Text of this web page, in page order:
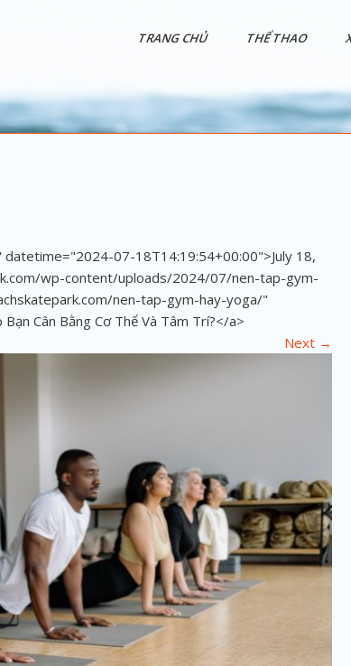
TRANG CHỦ THỂ THAO
07-18T14:19:54+00:00">July 18,
wp-content/uploads/2024/07/nen-tap-gym-
nen-tap-gym-hay-yoga/"
Cân Bằng Cơ Thể Và Tâm Trí?</a>
Next →